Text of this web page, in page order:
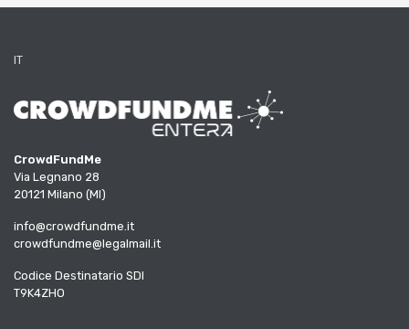
IT
CrowdFundMe
Via Legnano 28
20121 Milano (MI)
info@crowdfundme.it
crowdfundme@legalmail.it
Codice Destinatario SDI
T9K4ZHO